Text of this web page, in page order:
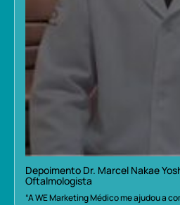
Depoimento Dr. Marcel Nakae
Oftalmologista
“A WE Marketing Médico me ajudou a